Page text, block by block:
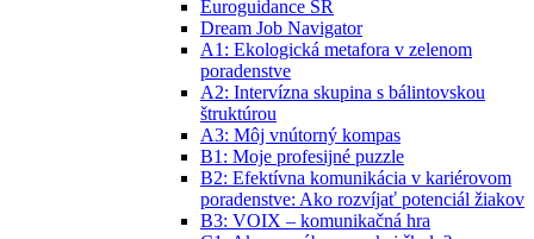
Euroguidance SR
Dream Job Navigator
A1: Ekologická metafora v zelenom
poradenstve
A2: Intervízna skupina s bálintovskou
štruktúrou
A3: Môj vnútorný kompas
B1: Moje profesijné puzzle
B2: Efektívna komunikácia v kariérovom
poradenstve: Ako rozvíjať potenciál žiakov
B3: VOIX – komunikačná hra